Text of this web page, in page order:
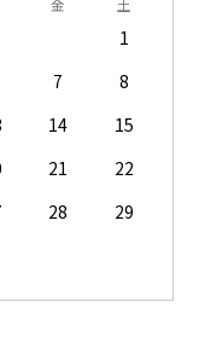
金 土
1
7
8
14
15
21
22
28
29